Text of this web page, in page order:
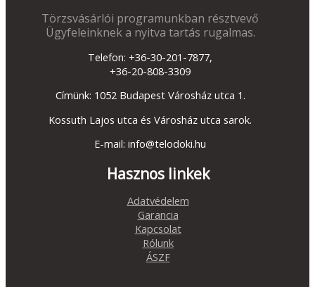
Törzsvásárlói programunkban résztvevő
Ügyfeleinknek a nyitva tartás rugalmas.
Telefon: +36-30-201-7877,
+36-20-808-3309
Címünk: 1052 Budapest Városház utca 1.
Kossuth Lajos utca és Városház utca sarok.
E-mail: info@telodoki.hu
Hasznos linkek
Adatvédelem
Garancia
Kapcsolat
Rólunk
ÁSZF